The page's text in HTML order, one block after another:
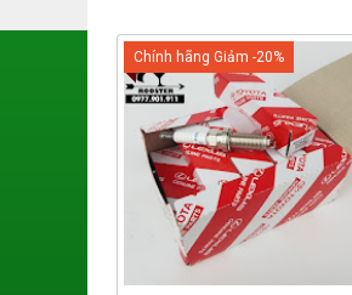
Chính hãng Giảm -20%